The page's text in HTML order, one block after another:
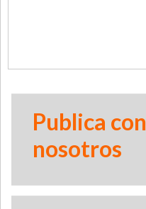
Publica con
nosotros